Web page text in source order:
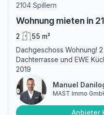
2104 Spillern
Wohnung mieten in
2
55 m²
Dachgeschoss Wohnung! 2
Dachterrasse und EWE
2019
Manuel
MAST Immo
Anbieter